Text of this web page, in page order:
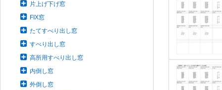
片上げ下げ窓
FIX窓
たてすべり出し窓
すべり出し窓
高所用すべり出し窓
内倒し窓
外倒し窓